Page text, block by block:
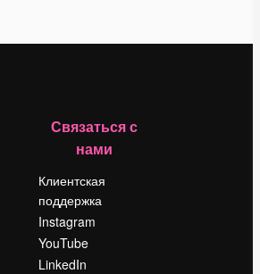
Связаться с
нами
Клиентская
поддержка
Instagram
YouTube
LinkedIn